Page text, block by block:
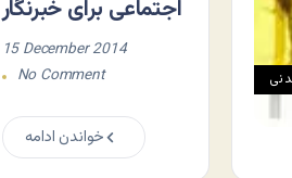
اجتماعی برای خبرنگار
15 December 2014
No Comment
خواندن ادامه